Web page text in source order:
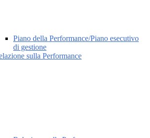
Piano della Performance/Piano esecutivo
di gestione
sulla Performance